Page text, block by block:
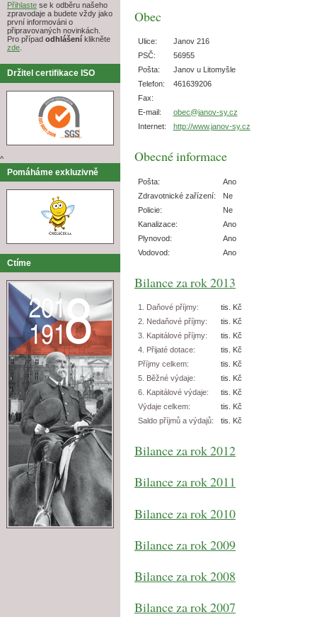
Přihlaste se k odběru našeho
zpravodaje a budete vždy jako
první informováni o
připravovaných novinkách.
Pro případ odhlášení klikněte
zde.
Držitel certifikace ISO
^
Pomáháme exkluzivně
Ctíme
Obec
Ulice:
Janov 216
PSČ:
56955
Pošta:
Janov u Litomyšle
Telefon:
461639206
Fax:
E-mail:
obec@janov-sy.cz
Internet:
http://www.janov-sy.cz
Obecné informace
Pošta:
Ano
Zdravotnické zařízení:
Ne
Policie:
Ne
Kanalizace:
Ano
Plynovod:
Ano
Vodovod:
Ano
Bilance za rok 2013
1. Daňové příjmy:
tis. Kč
2. Nedaňové příjmy:
tis. Kč
3. Kapitálové příjmy:
tis. Kč
4. Přijaté dotace:
tis. Kč
Příjmy celkem:
tis. Kč
5. Běžné výdaje:
tis. Kč
6. Kapitálové výdaje:
tis. Kč
Výdaje celkem:
tis. Kč
Saldo příjmů a výdajů:
tis. Kč
Bilance za rok 2012
Bilance za rok 2011
Bilance za rok 2010
Bilance za rok 2009
Bilance za rok 2008
Bilance za rok 2007